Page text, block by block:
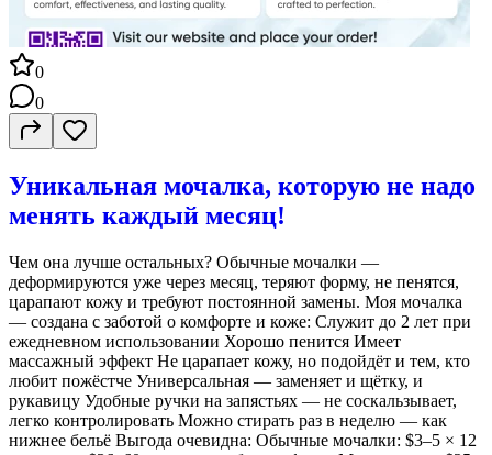
0
0
Уникальная мочалка, которую не надо
менять каждый месяц!
Чем она лучше остальных? Обычные мочалки —
деформируются уже через месяц, теряют форму, не пенятся,
царапают кожу и требуют постоянной замены. Моя мочалка
— создана с заботой о комфорте и коже: Служит до 2 лет при
ежедневном использовании Хорошо пенится Имеет
массажный эффект Не царапает кожу, но подойдёт и тем, кто
любит пожёстче Универсальная — заменяет и щётку, и
рукавицу Удобные ручки на запястьях — не соскальзывает,
легко контролировать Можно стирать раз в неделю — как
нижнее бельё Выгода очевидна: Обычные мочалки: $3–5 × 12